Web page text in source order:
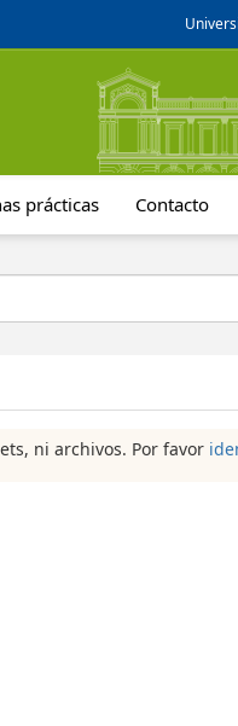
prácticas Contacto
ni archivos. Por favor